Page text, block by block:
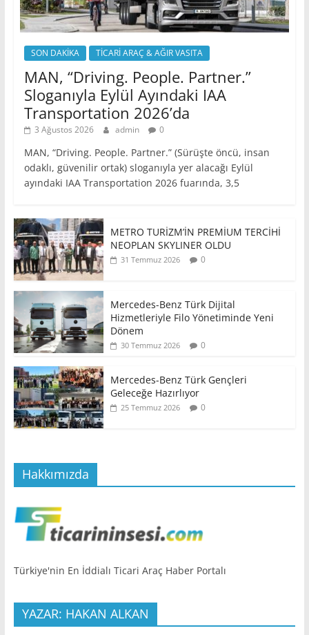
SON DAKİKA TİCARİ ARAÇ & AĞIR VASITA
MAN, “Driving. People. Partner.”
Sloganıyla Eylül Ayındaki IAA
Transportation 2026’da
3 Ağustos 2026 admin 0
MAN, “Driving. People. Partner.” (Sürüşte öncü, insan
odaklı, güvenilir ortak) sloganıyla yer alacağı Eylül
ayındaki IAA Transportation 2026 fuarında, 3,5
METRO TURİZM’İN PREMİUM TERCİHİ
NEOPLAN SKYLINER OLDU
31 Temmuz 2026 0
Mercedes-Benz Türk Dijital
Hizmetleriyle Filo Yönetiminde Yeni
Dönem
30 Temmuz 2026 0
Mercedes-Benz Türk Gençleri
Geleceğe Hazırlıyor
25 Temmuz 2026 0
Hakkımızda
Türkiye'nin En İddialı Ticari Araç Haber Portalı
YAZAR: HAKAN ALKAN